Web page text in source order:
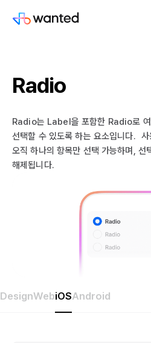
Radio
Radio는 Label을 포함한 Radio로 여
선택할 수 있도록 하는 요소입니다.
오직 하나의 항목만 선택 가능하며, 선
해제됩니다.
DesignWebiOSAndroid